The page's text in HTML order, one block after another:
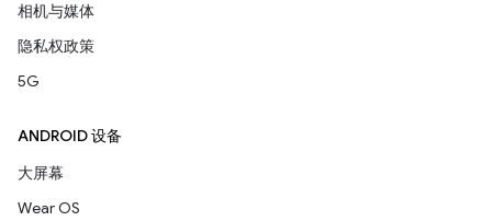
相机与媒体
隐私权政策
5G
ANDROID 设备
大屏幕
Wear OS